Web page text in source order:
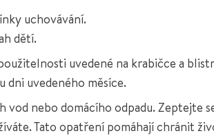
uchovávání.
dětí.
uvedené na krabičce a
dni uvedeného měsíce.
nebo domácího odpadu. Zeptejte
Tato opatření pomáhají chránit